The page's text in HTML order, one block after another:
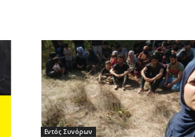
Εντός Συνόρων